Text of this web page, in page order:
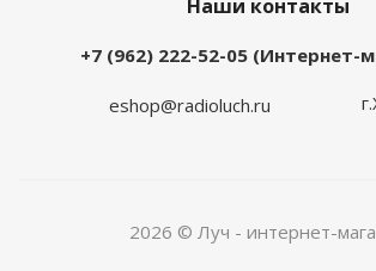
Наши контакты
+7 (962) 222-52-05
eshop@radioluch.ru
2026 © Луч - интернет-